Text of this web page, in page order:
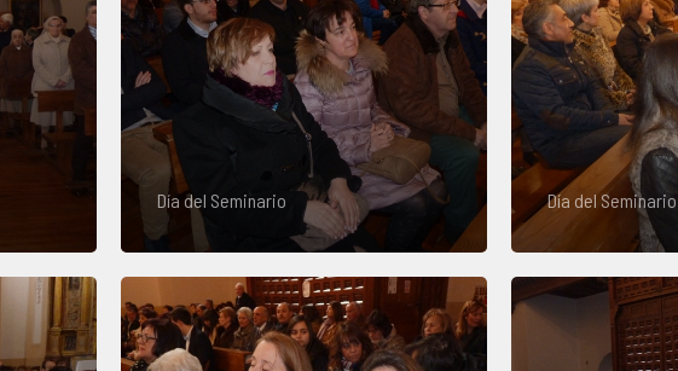
Día del Seminario Día del Seminario